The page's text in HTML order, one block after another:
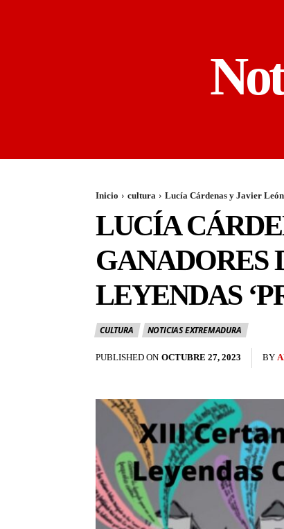
Inicio cultura Lucía Cárdenas y Javier
LUCÍA
GANADORES
LEYENDAS
CULTURA NOTICIAS EXTREMADURA
PUBLISHED ON OCTUBRE 27, 2023 BY